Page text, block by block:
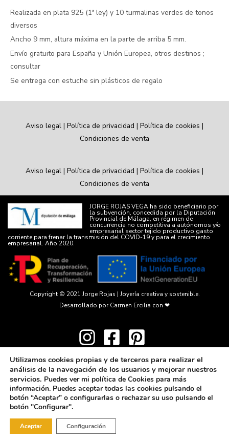
Realizada en plata 925 (1ª ley) y 10 turmalinas verdes de tonos
diversos
Ancho 9 mm, altura máxima en la parte de arriba 5 mm.
Envío gratuito para España y Unión Europea, otros destinos ;
consultar
Se entrega con estuche sin plásticos de regalo
Aviso legal | Política de privacidad | Política de cookies |
Condiciones de venta
Aviso legal | Política de privacidad | Política de cookies |
Condiciones de venta
JORGE ROJAS VEGA ha sido beneficiario por
la subvención, concedida por la Diputación
Provincial de Málaga, en régimen de
concurrencia no competitiva a autónomos y/o
empresarial sector tejido productivo gasto
corriente para frenar la transmisión del COVID-19 y para el crecimiento
empresarial. Año 2020.
Copyright © 2021 Jorge Rojas | Joyería creativa y sostenible.
Desarrollado por Carmen Ercilia con ❤
Utilizamos cookies propias y de terceros para realizar el
análisis de la navegación de los usuarios y mejorar nuestros
servicios. Puedes ver mi política de Cookies para más
información. Puedes aceptar todas las cookies pulsando el
botón “Aceptar” o configurarlas o rechazar su uso pulsando el
botón "Configurar".
Aceptar Configuración